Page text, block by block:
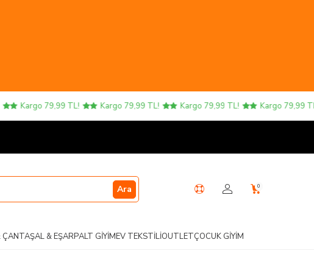
Kargo 79,99 TL! Kargo 79,99 TL! Kargo 79,99 TL! Kargo 79,99 TL!
Ara 0
ÇANTAŞAL & EŞARPALT GIYIMEV TEKSTILIOUTLETÇOCUK GIYIM